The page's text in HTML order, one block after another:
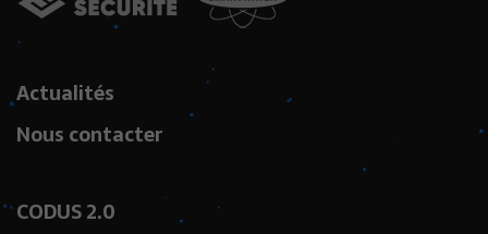
Actualités
Nous contacter
CODUS 2.0